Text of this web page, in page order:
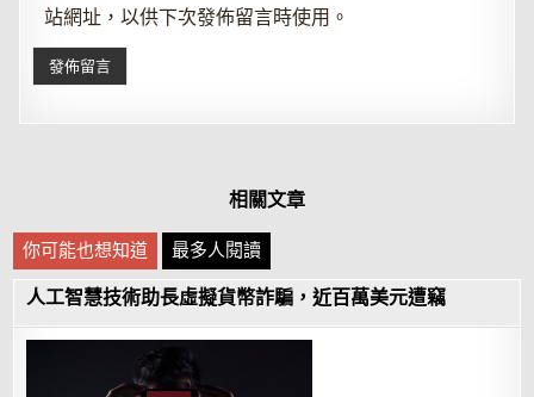
站網址，以供下次發佈留言時使用。
相關文章
你可能也想知道 最多人閱讀
人工智慧技術助長虛擬貨幣詐騙，近百萬美元遭竊